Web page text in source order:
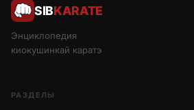
SIBKARATE
Энциклопедия
киокушинкай каратэ
РАЗДЕЛЫ